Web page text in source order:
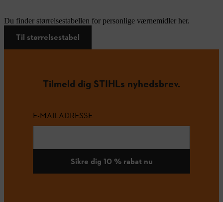
Du finder størrelsestabellen for personlige værnemidler her.
Til størrelsestabel
Tilmeld dig STIHLs nyhedsbrev.
E-MAILADRESSE
Sikre dig 10 % rabat nu